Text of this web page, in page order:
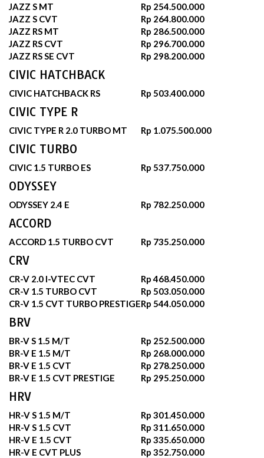
JAZZ S MT
Rp 254.500.000
JAZZ S CVT
Rp 264.800.000
JAZZ RS MT
Rp 286.500.000
JAZZ RS CVT
Rp 296.700.000
JAZZ RS SE CVT
Rp 298.200.000
CIVIC HATCHBACK
CIVIC HATCHBACK RS Rp 503.400.000
CIVIC TYPE R
CIVIC TYPE R 2.0 TURBO MT Rp 1.075.500.000
CIVIC TURBO
CIVIC 1.5 TURBO ES Rp 537.750.000
ODYSSEY
ODYSSEY 2.4 E Rp 782.250.000
ACCORD
ACCORD 1.5 TURBO CVT Rp 735.250.000
CRV
CR-V 2.0 I-VTEC CVT
Rp 468.450.000
CR-V 1.5 TURBO CVT
Rp 503.050.000
CR-V 1.5 CVT TURBO PRESTIGERp 544.050.000
BRV
BR-V S 1.5 M/T
Rp 252.500.000
BR-V E 1.5 M/T
Rp 268.000.000
BR-V E 1.5 CVT
Rp 278.250.000
BR-V E 1.5 CVT PRESTIGE
Rp 295.250.000
HRV
HR-V S 1.5 M/T
Rp 301.450.000
HR-V S 1.5 CVT
Rp 311.650.000
HR-V E 1.5 CVT
Rp 335.650.000
HR-V E CVT PLUS
Rp 352.750.000